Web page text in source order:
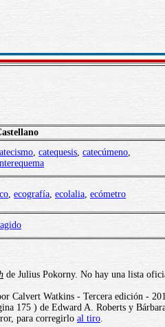
catequesis catecúmeno
ecografía ecolalia ecómetro
de Julius Pokorny. No hay una lista
Calvert Watkins - Tercera edición -
175 ) de Edward A. Roberts y
para corregirlo al tiro